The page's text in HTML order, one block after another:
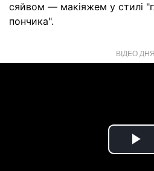
сяйвом — макіяжем у стилі
пончика".
ВІДЕО ДНЯ